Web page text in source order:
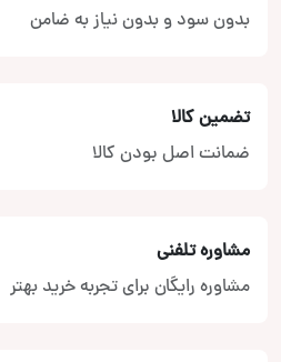
بدون سود و بدون نیاز به ضامن
تضمین کالا
ضمانت اصل بودن کالا
مشاوره تلفنی
مشاوره رایگان برای تجربه خرید بهتر